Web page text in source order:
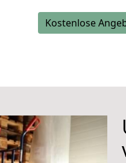
Kostenlose